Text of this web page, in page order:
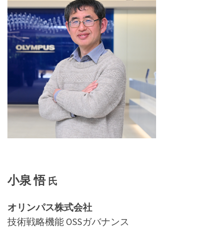
小泉 悟 氏
オリンパス株式会社
技術戦略機能 OSSガバナンス